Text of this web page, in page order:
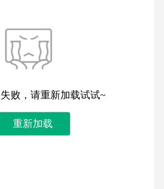
败，请重新加载试试~
重新加载